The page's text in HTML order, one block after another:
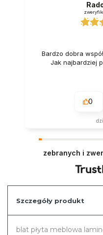
Bardzo dobra
Jak najbardziej
0
zebranych i
Szczegóły produkt
blat płyta meblowa